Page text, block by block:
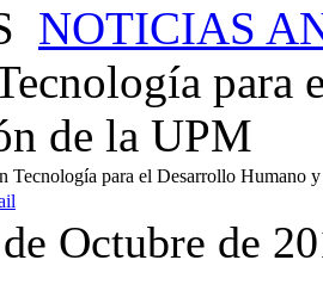
NOTICIAS
de la UPM
Tecnología para el Desarrollo Humano
Octubre de